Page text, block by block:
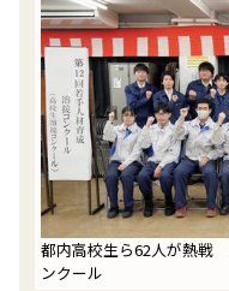
都内高校生ら62人が熱戦
ンクール